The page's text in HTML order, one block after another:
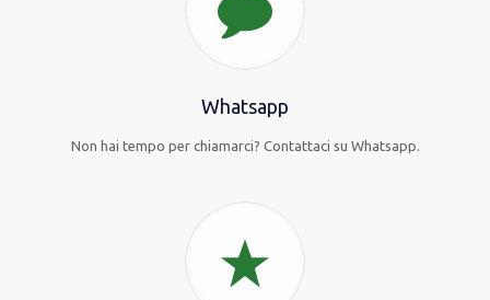
Whatsapp
Non hai tempo per chiamarci? Contattaci su Whatsapp.